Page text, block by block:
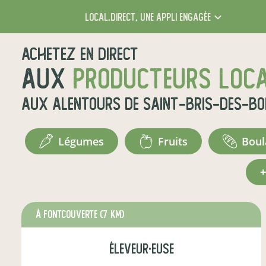
local.direct, une appli engagée
Achetez en direct
aux producteurs
aux alentours de Saint-Bris-des-
légumes fruits
à Fontcouverte (7 km)
éleveur·euse